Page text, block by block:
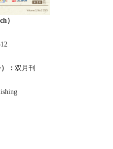
）
：双月刊